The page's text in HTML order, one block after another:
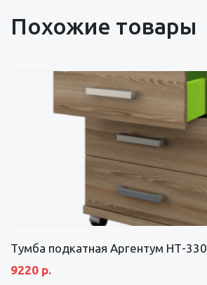
Похожие товары
Тумба подкатная Аргентум НТ-330
9220 р.